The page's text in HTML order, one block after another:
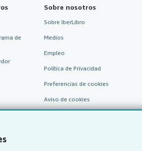
de
Sobre nosotros
Sobre IberLibro
Medios
Empleo
Política de Privacidad
Preferencias de cookies
Aviso de cookies